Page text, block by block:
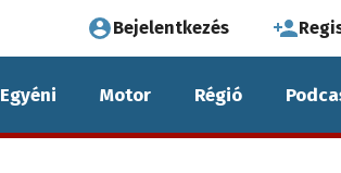
Felhasználói
fiók
menüje
Bejelentkezés
Egyéni Motor Régió